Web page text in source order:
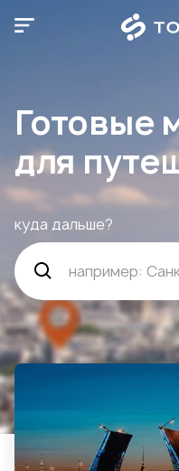
Готовые
для
куда дальше?